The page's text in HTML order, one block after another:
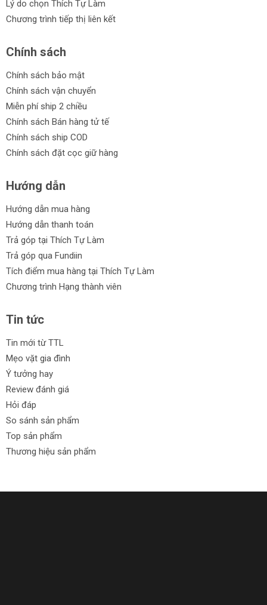
Lý do chọn Thích Tự Làm
Chương trình tiếp thị liên kết
Chính sách
Chính sách bảo mật
Chính sách vận chuyển
Miễn phí ship 2 chiều
Chính sách Bán hàng tử tế
Chính sách ship COD
Chính sách đặt cọc giữ hàng
Hướng dẫn
Hướng dẫn mua hàng
Hướng dẫn thanh toán
Trả góp tại Thích Tự Làm
Trả góp qua Fundiin
Tích điểm mua hàng tại Thích Tự Làm
Chương trình Hạng thành viên
Tin tức
Tin mới từ TTL
Mẹo vặt gia đình
Ý tưởng hay
Review đánh giá
Hỏi đáp
So sánh sản phẩm
Top sản phẩm
Thương hiệu sản phẩm